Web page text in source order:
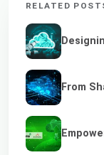
RELATED
From